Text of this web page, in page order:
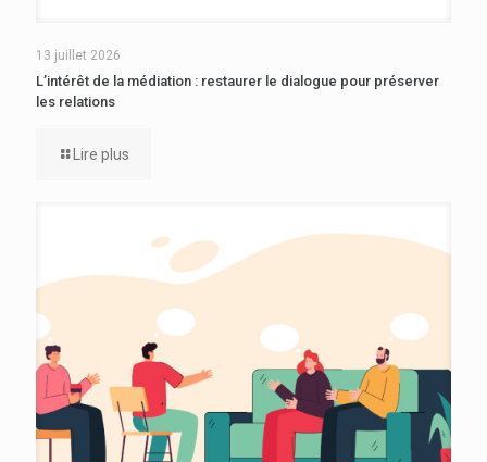
13 juillet 2026
L’intérêt de la médiation : restaurer le dialogue pour préserver
les relations
Lire plus